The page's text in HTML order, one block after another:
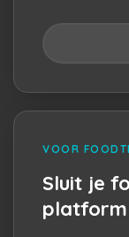
VOOR
Sluit je
platform